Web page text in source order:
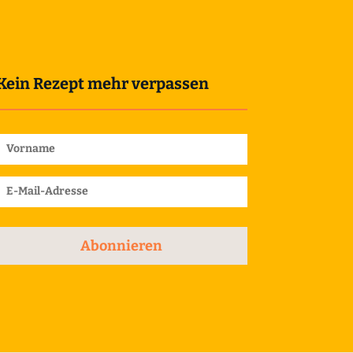
Rezept mehr verpassen
Abonnieren